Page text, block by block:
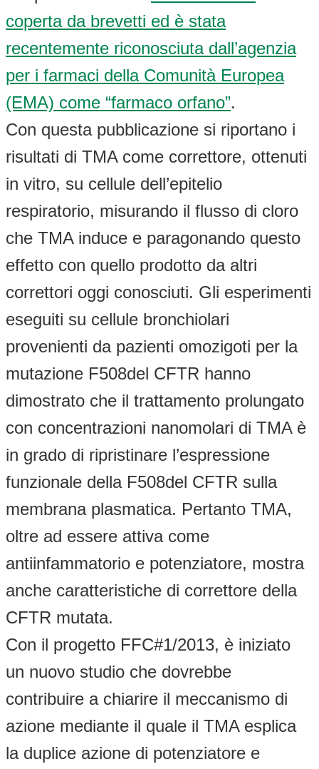
coperta da brevetti ed è stata
recentemente riconosciuta dall’agenzia
per i farmaci della Comunità Europea
(EMA) come “farmaco orfano”.
Con questa pubblicazione si riportano i
risultati di TMA come correttore, ottenuti
in vitro, su cellule dell’epitelio
respiratorio, misurando il flusso di cloro
che TMA induce e paragonando questo
effetto con quello prodotto da altri
correttori oggi conosciuti. Gli esperimenti
eseguiti su cellule bronchiolari
provenienti da pazienti omozigoti per la
mutazione F508del CFTR hanno
dimostrato che il trattamento prolungato
con concentrazioni nanomolari di TMA è
in grado di ripristinare l’espressione
funzionale della F508del CFTR sulla
membrana plasmatica. Pertanto TMA,
oltre ad essere attiva come
antiinfammatorio e potenziatore, mostra
anche caratteristiche di correttore della
CFTR mutata.
Con il progetto FFC#1/2013, è iniziato
un nuovo studio che dovrebbe
contribuire a chiarire il meccanismo di
azione mediante il quale il TMA esplica
la duplice azione di potenziatore e